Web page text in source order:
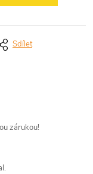
Sdílet
zárukou!